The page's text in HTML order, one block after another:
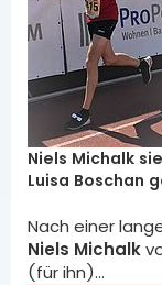
Niels Michalk
Luisa Boschan
Nach einer
Niels Michalk
(für ihn)…